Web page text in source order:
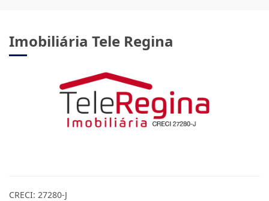
Imobiliária Tele Regina
CRECI: 27280-J